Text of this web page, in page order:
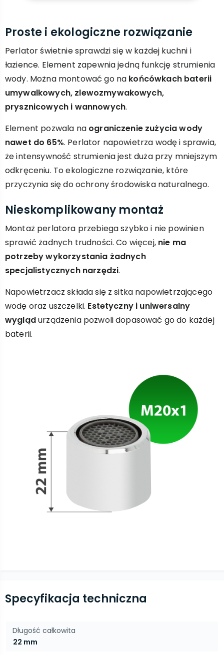
Proste i ekologiczne rozwiązanie
Perlator świetnie sprawdzi się w każdej kuchni i
łazience. Element zapewnia jedną funkcję strumienia
wody. Można montować go na końcówkach baterii
umywalkowych, zlewozmywakowych,
prysznicowych i wannowych.
Element pozwala na ograniczenie zużycia wody
nawet do 65%. Perlator napowietrza wodę i sprawia,
że intensywność strumienia jest duża przy mniejszym
odkręceniu. To ekologiczne rozwiązanie, które
przyczynia się do ochrony środowiska naturalnego.
Nieskomplikowany montaż
Montaż perlatora przebiega szybko i nie powinien
sprawić żadnych trudności. Co więcej, nie ma
potrzeby wykorzystania żadnych
specjalistycznych narzędzi.
Napowietrzacz składa się z sitka napowietrzającego
wodę oraz uszczelki. Estetyczny i uniwersalny
wyglądurządzenia pozwoli dopasować go do każdej
baterii.
Specyfikacja techniczna
Długość całkowita
22 mm